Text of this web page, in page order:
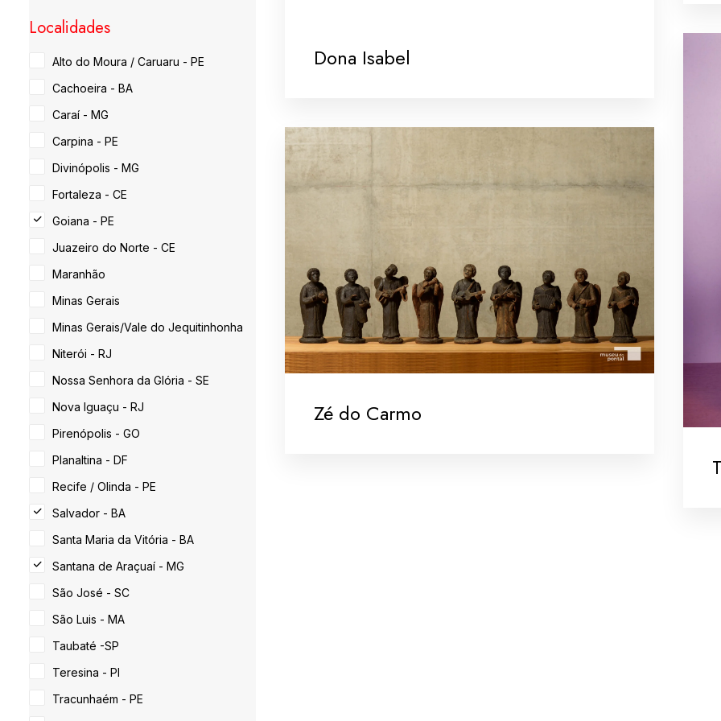
Localidades
Alto do Moura / Caruaru - PE
Cachoeira - BA
Caraí - MG
Carpina - PE
Divinópolis - MG
Fortaleza - CE
Goiana - PE
Juazeiro do Norte - CE
Maranhão
Minas Gerais
Minas Gerais/Vale do Jequitinhonha
Niterói - RJ
Nossa Senhora da Glória - SE
Nova Iguaçu - RJ
Pirenópolis - GO
Planaltina - DF
Recife / Olinda - PE
Salvador - BA
Santa Maria da Vitória - BA
Santana de Araçuaí - MG
São José - SC
São Luis - MA
Taubaté -SP
Teresina - PI
Tracunhaém - PE
Dona Isabel
Zé do Carmo